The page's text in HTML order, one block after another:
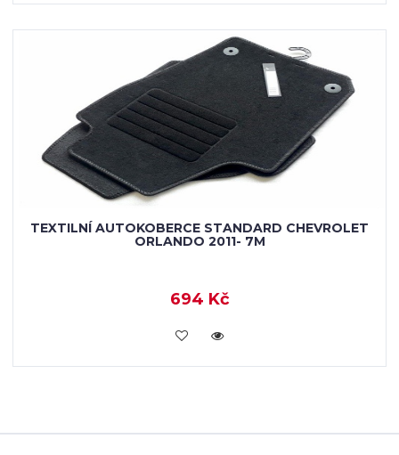
TEXTILNÍ AUTOKOBERCE STANDARD CHEVROLET
ORLANDO 2011- 7M
694 Kč
KOUPIT